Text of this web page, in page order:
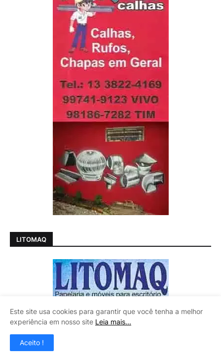
LITOMAQ
Este site usa cookies para garantir que você tenha a melhor
experiência em nosso site Leia mais...
Aceito !